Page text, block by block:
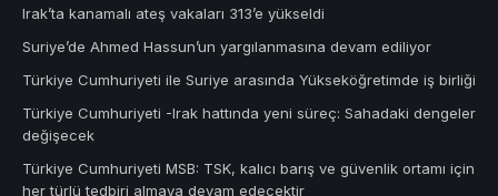
Irak’ta kanamalı ateş vakaları 313’e yükseldi
Suriye’de Ahmed Hassun’un yargılanmasına devam ediliyor
Türkiye Cumhuriyeti ile Suriye arasında Yükseköğretimde iş birliği
Türkiye Cumhuriyeti -Irak hattında yeni süreç: Sahadaki dengeler
değişecek
Türkiye Cumhuriyeti MSB: TSK, kalıcı barış ve güvenlik ortamı için
her türlü tedbiri almaya devam edecektir